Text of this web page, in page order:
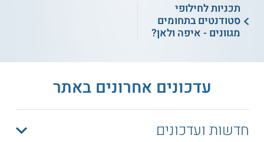
תכניות לחילופי
סטודנטים בתחומים
מגוונים - איפה ולאן?
עדכונים אחרונים באתר
חדשות ועדכונים